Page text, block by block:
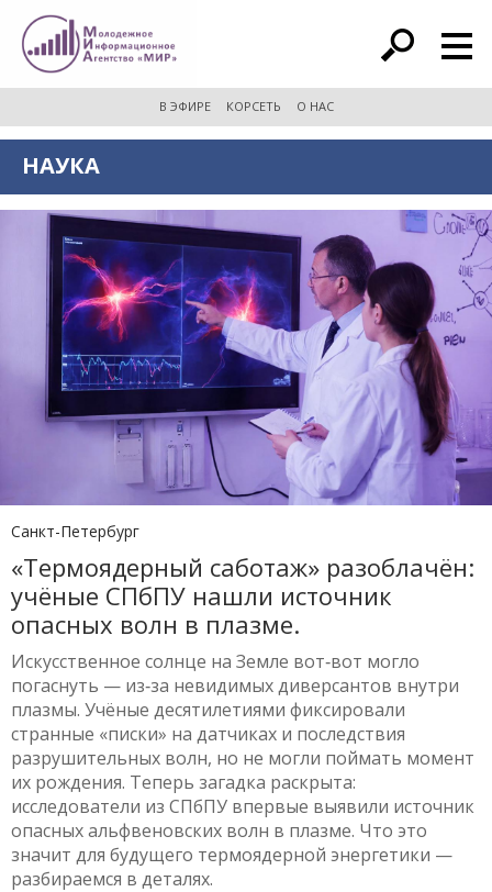
расширенный поиск
В ЭФИРЕ КОРСЕТЬ О НАС
НАУКА
Санкт-Петербург
«Термоядерный саботаж» разоблачён:
учёные СПбПУ нашли источник
опасных волн в плазме.
Искусственное солнце на Земле вот‑вот могло
погаснуть — из‑за невидимых диверсантов внутри
плазмы. Учёные десятилетиями фиксировали
странные «писки» на датчиках и последствия
разрушительных волн, но не могли поймать момент
их рождения. Теперь загадка раскрыта:
исследователи из СПбПУ впервые выявили источник
опасных альфвеновских волн в плазме. Что это
значит для будущего термоядерной энергетики —
разбираемся в деталях.